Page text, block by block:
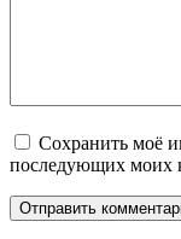
Сохранить моё
последующих моих